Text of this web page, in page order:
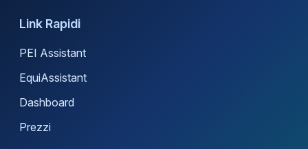
Link Rapidi
PEI Assistant
EquiAssistant
Dashboard
Prezzi